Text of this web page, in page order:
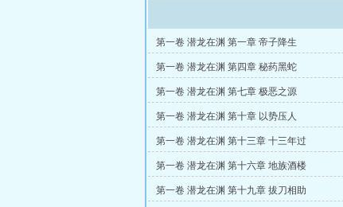
第一卷 潜龙在渊 第一章 帝子降生
第一卷 潜龙在渊 第四章 秘药黑蛇
第一卷 潜龙在渊 第七章 极恶之源
第一卷 潜龙在渊 第十章 以势压人
第一卷 潜龙在渊 第十三章 十三年过
第一卷 潜龙在渊 第十六章 地族酒楼
第一卷 潜龙在渊 第十九章 拔刀相助